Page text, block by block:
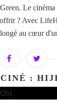
Le cinéma
? Avec
au cœur
: